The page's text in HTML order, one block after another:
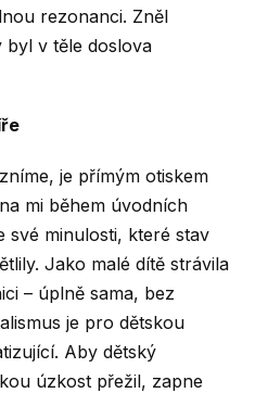
rezonanci. Zněl
byl v těle doslova
je přímým otiskem
mi během úvodních
své minulosti, které stav
Jako malé dítě strávila
– úplně sama, bez
je pro dětskou
Aby dětský
úzkost přežil, zapne